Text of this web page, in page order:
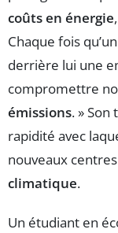
coûts en énergie
Chaque fois
derrière lui une
compromettre
émissions. »
rapidité avec
nouveaux
climatique.
Un étudiant en